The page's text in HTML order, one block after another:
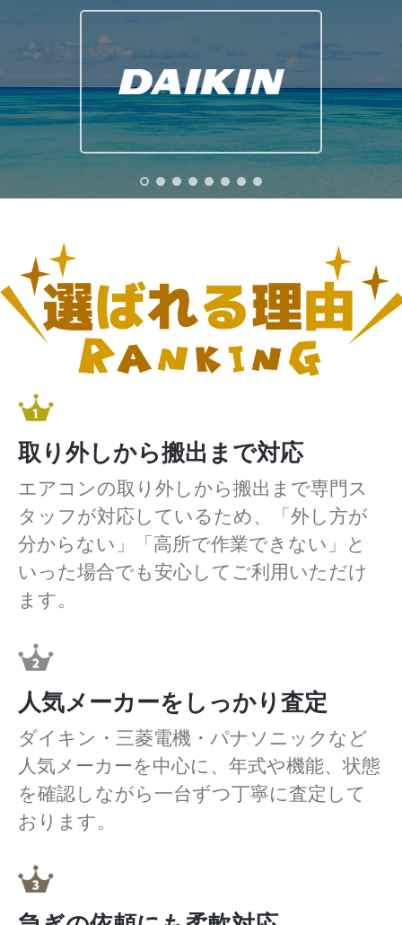
取り外しから搬出まで対応
エアコンの取り外しから搬出まで専門ス
タッフが対応しているため、「外し方が
分からない」「高所で作業できない」と
いった場合でも安心してご利用いただけ
ます。
人気メーカーをしっかり査定
ダイキン・三菱電機・パナソニックなど
人気メーカーを中心に、年式や機能、状態
を確認しながら一台ずつ丁寧に査定して
おります。